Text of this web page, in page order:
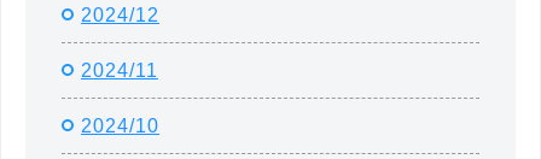
2024/12
2024/11
2024/10